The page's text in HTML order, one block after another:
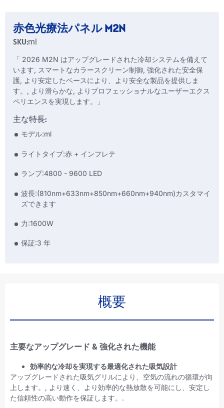
赤色光療法パネル M2N
SKU:ml
「 2026 M2N はアップグレードされた冷却システムを備えて
います, スマートなカラースクリーン制御, 強化された安全保
護, より安定したベースにより、より安全な製品を提供しま
す。, より滑らかな, よりプロフェッショナルなユーザーエクス
ペリエンスを実現します。」
主な特長:
モデル:ml
ライトタイプ:赤 + インフレテ
ランプ:4800 - 9600 LED
波長:(810nm+633nm+850nm+660nm+940nm)カスタマイ
ズできます
力:1600W
保証:3 年
概要
主要なアップグレード & 強化された機能
効率的な冷却を実現する最適化された吸気設計
アップグレードされた吸気グリルにより、空気の流れの循環が向
上します。, より速く、より効率的な熱放散を可能にし、安定し
た信頼性の高い動作を保証します。.